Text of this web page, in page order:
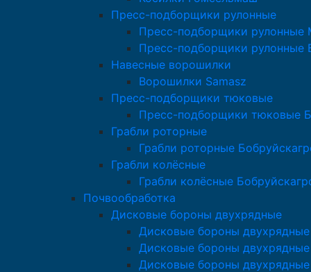
Пресс-подборщики рулонные
Пресс-подборщики рулонные
Пресс-подборщики рулонные
Навесные ворошилки
Ворошилки Samasz
Пресс-подборщики тюковые
Пресс-подборщики тюковые
Грабли роторные
Грабли роторные
Грабли колёсные
Грабли колёсные
Почвообработка
Дисковые бороны двухрядные
Дисковые бороны
Дисковые бороны
Дисковые бороны